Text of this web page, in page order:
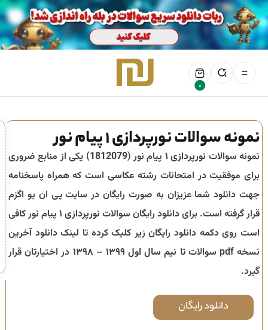
0
نمونه سوالات نورپردازی ۱ پیام نور
نمونه سوالات نورپردازی ۱ پیام نور (1812079) یکی از منابع ضروری
برای موفقیت در امتحانات رشته عکاسی است که همراه پاسخنامه
جهت دانلود شما عزیزان به صورت رایگان در سایت پی ان یو اگزم
قرار گرفته است. برای دانلود رایگان سوالات نورپردازی ۱ پیام نور کافی
است روی دکمه دانلود رایگان زیر کلیک کرده تا لینک دانلود آخرین
نسخه pdf سوالات تا
نیم سال اول ۱۳۹۹ – ۱۳۹۸
در اختیارتان قرار
گیرد.
دانلود رایگان